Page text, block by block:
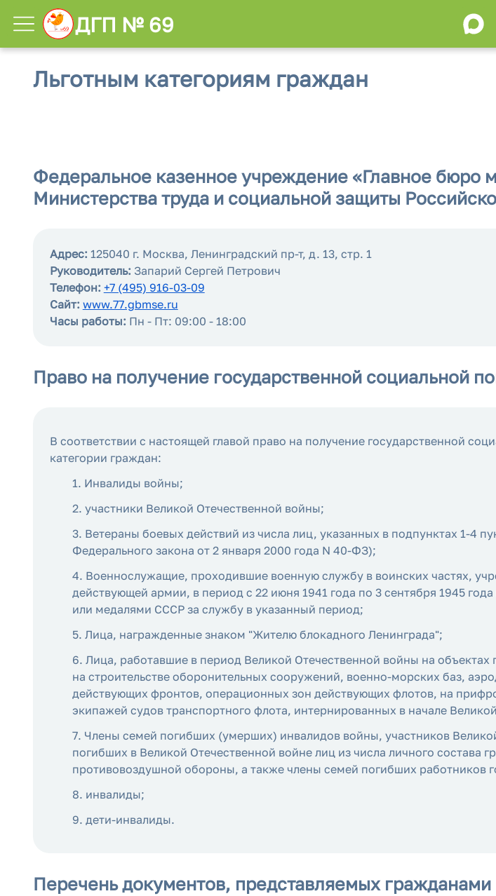
ДГП № 69
Льготным категориям граждан
Федеральное казенное учреждение «Главное бюро
Министерства труда и социальной защиты
Адрес: 125040 г. Москва, Ленинградский пр-т, д. 13, стр. 1
Руководитель: Запарий Сергей Петрович
Телефон: +7 (495) 916-03-09
Сайт: www.77.gbmse.ru
Часы работы: Пн - Пт: 09:00 - 18:00
Право на получение государственной социальной
В соответствии с настоящей главой право на получение государственной
категории граждан:
1. Инвалиды войны;
2. участники Великой Отечественной войны;
3. Ветераны боевых действий из числа лиц, указанных в подпунктах 1-4
Федерального закона от 2 января 2000 года N 40-ФЗ);
4. Военнослужащие, проходившие военную службу в воинских частях,
действующей армии, в период с 22 июня 1941 года по 3 сентября 1945
или медалями СССР за службу в указанный период;
5. Лица, награжденные знаком "Жителю блокадного Ленинграда";
6. Лица, работавшие в период Великой Отечественной войны на
на строительстве оборонительных сооружений, военно-морских баз,
действующих фронтов, операционных зон действующих флотов, на
экипажей судов транспортного флота, интернированных в начале
7. Члены семей погибших (умерших) инвалидов войны, участников
погибших в Великой Отечественной войне лиц из числа личного
противовоздушной обороны, а также члены семей погибших работников
8. инвалиды;
9. дети-инвалиды.
Перечень документов, представляемых